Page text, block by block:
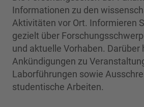
Informationen zu den
Aktivitäten vor Ort. Informieren
gezielt über
und aktuelle Vorhaben. Darüber
Ankündigungen zu
Laborführungen sowie
studentische Arbeiten.